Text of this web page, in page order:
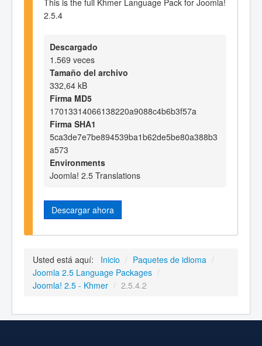
2.5.4
Descargado
1.569 veces
Tamaño del archivo
332,64 kB
Firma MD5
17013314066138220a9088c4b6b3f57a
Firma SHA1
5ca3de7e7be894539ba1b62de5be80a388b3
a573
Environments
Joomla! 2.5 Translations
Descargar ahora
Usted está aquí: Inicio / Paquetes de idioma /
Joomla 2.5 Language Packages /
Joomla! 2.5 - Khmer / 2.5.4.2